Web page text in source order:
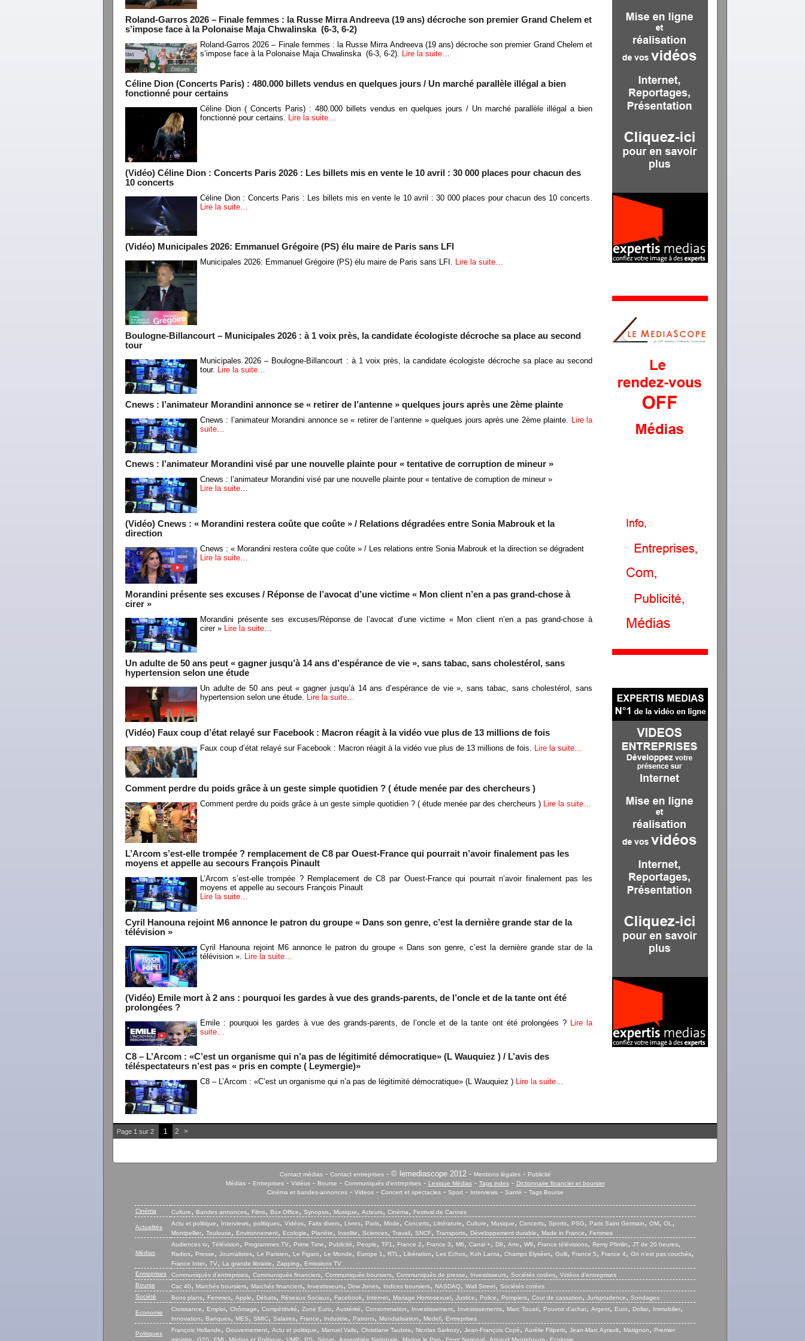
Roland-Garros 2026 – Finale femmes : la Russe Mirra Andreeva (19 ans) décroche son premier Grand Chelem et
s’impose face à la Polonaise Maja Chwalinska (6-3, 6-2)
Roland-Garros 2026 – Finale femmes : la Russe Mirra Andreeva (19 ans) décroche son premier Grand Chelem et
s’impose face à la Polonaise Maja Chwalinska (6-3, 6-2).
Lire la suite…
Céline Dion (Concerts Paris) : 480.000 billets vendus en quelques jours / Un marché parallèle illégal a bien
fonctionné pour certains
Céline Dion ( Concerts Paris) : 480.000 billets vendus en quelques jours / Un marché parallèle illégal a bien
fonctionné pour certains. Lire la suite…
(Vidéo) Céline Dion : Concerts Paris 2026 : Les billets mis en vente le 10 avril : 30 000 places pour chacun des
10 concerts
Céline Dion : Concerts Paris : Les billets mis en vente le 10 avril : 30 000 places pour chacun des 10 concerts.
Lire la suite…
(Vidéo) Municipales 2026: Emmanuel Grégoire (PS) élu maire de Paris sans LFI
Municipales 2026: Emmanuel Grégoire (PS) élu maire de Paris sans LFI. Lire la suite…
Boulogne-Billancourt – Municipales 2026 : à 1 voix près, la candidate écologiste décroche sa place au second
tour
Municipales 2026 – Boulogne-Billancourt : à 1 voix près, la candidate écologiste décroche sa place au second
tour. Lire la suite…
Cnews : l’animateur Morandini annonce se « retirer de l’antenne » quelques jours après une 2ème plainte
Cnews : l’animateur Morandini annonce se « retirer de l’antenne » quelques jours après une 2ème plainte. Lire la
suite…
Cnews : l’animateur Morandini visé par une nouvelle plainte pour « tentative de corruption de mineur »
Cnews : l’animateur Morandini visé par une nouvelle plainte pour « tentative de corruption de mineur »
Lire la suite…
(Vidéo) Cnews : « Morandini restera coûte que coûte » / Relations dégradées entre Sonia Mabrouk et la
direction
Cnews : « Morandini restera coûte que coûte » / Les relations entre Sonia Mabrouk et la direction se dégradent
Lire la suite…
Morandini présente ses excuses / Réponse de l’avocat d’une victime « Mon client n’en a pas grand-chose à
cirer »
Morandini présente ses excuses/Réponse de l’avocat d’une victime « Mon client n’en a pas grand-chose à
cirer » Lire la suite…
Un adulte de 50 ans peut « gagner jusqu’à 14 ans d’espérance de vie », sans tabac, sans cholestérol, sans
hypertension selon une étude
Un adulte de 50 ans peut « gagner jusqu’à 14 ans d’espérance de vie », sans tabac, sans cholestérol, sans
hypertension selon une étude. Lire la suite…
(Vidéo) Faux coup d’état relayé sur Facebook : Macron réagit à la vidéo vue plus de 13 millions de fois
Faux coup d’état relayé sur Facebook : Macron réagit à la vidéo vue plus de 13 millions de fois. Lire la suite…
Comment perdre du poids grâce à un geste simple quotidien ? ( étude menée par des chercheurs )
Comment perdre du poids grâce à un geste simple quotidien ? ( étude menée par des chercheurs ) Lire la suite…
L’Arcom s’est-elle trompée ? remplacement de C8 par Ouest-France qui pourrait n’avoir finalement pas les
moyens et appelle au secours François Pinault
L’Arcom s’est-elle trompée ? Remplacement de C8 par Ouest-France qui pourrait n’avoir finalement pas les
moyens et appelle au secours François Pinault
Lire la suite…
Cyril Hanouna rejoint M6 annonce le patron du groupe « Dans son genre, c’est la dernière grande star de la
télévision »
Cyril Hanouna rejoint M6 annonce le patron du groupe « Dans son genre, c’est la dernière grande star de la
télévision ». Lire la suite…
(Vidéo) Emile mort à 2 ans : pourquoi les gardes à vue des grands-parents, de l’oncle et de la tante ont été
prolongées ?
Emile : pourquoi les gardes à vue des grands-parents, de l’oncle et de la tante ont été prolongées ? Lire la
suite…
C8 – L’Arcom : «C’est un organisme qui n’a pas de légitimité démocratique» (L Wauquiez ) / L’avis des
téléspectateurs n’est pas « pris en compte ( Leymergie)»
C8 – L’Arcom : «C’est un organisme qui n’a pas de légitimité démocratique» (L Wauquiez ) Lire la suite…
Page 1 sur 2 1 2 >
Contact médias- Contact entreprises- © lemediascope 2012 - Mentions légales- Publicité
Médias- Entreprises- Vidéos- Bourse - Communiqués d'entreprises- Lexique Médias- Tags index- Dictionnaire financier et boursier
Cinéma et bandes-annonces- Videos- Concert et spectacles- Sport- Interviews- Santé - Tags Bourse
Cinéma Culture, Bandes annonces, Films, Box Office, Synopsis, Musique, Acteurs, Cinéma, Festival de Cannes
Actualités
Actu et politique, Interviews, politiques, Vidéos, Faits divers, Livres, Paris, Mode, Concerts, Littérature, Culture, Musique, Concerts, Sports, PSG, Paris Saint Germain, OM, OL,
Montpellier, Toulouse, Environnement, Ecologie, Planète, Insolite, Sciences, Travail , SNCF, Transports, Développement durable, Made in France, Femmes
Médias
Audiences tv, Télévision, Programmes TV, Prime Time, Publicité, People, TF1, France 2, France 3, M6, Canal +, D8, Arte, W9, France télévisions, Remy Pfimlin, JT de 20 heures,
Radios, Presse, Journalistes, Le Parisien, Le Figaro, Le Monde, Europe 1, RTL, Libération, Les Echos, Koh Lanta, Champs Elysées, Gulli, France 5, France 4, On n’est pas couchés,
France Inter, TV, La grande librairie, Zapping,
Emissions TV
Entreprises
Communiqués d’entreprises, Communiqués financiers, Communiqués boursiers, Communiqués de presse, Investisseurs, Sociétés cotées, Vidéos d’entreprises
Bourse
Cac 40, Marchés boursiers, Marchés financiers, Investisseurs, Dow Jones, Indices boursiers, NASDAQ, Wall Street, Sociétés cotées
Société
Bons plans, Femmes, Apple, Débats, Réseaux Sociaux, Facebook, Internet, Mariage Homosexuel , Justice, Police, Pompiers, Cour de cassation, Jurisprudence, Sondages
Economie
Croissance, Emploi, Chômage, Compétitivité, Zone Euro, Austérité, Consommation, Investissement, Investissements, Marc Touati, Pouvoir d’achat, Argent, Euro, Dollar, Immobilier,
Innovation, Banques, MES, SMIC, Salaires, France, Industrie, Patrons, Mondialisation, Medef, Entreprises
Politiques
François Hollande, Gouvernement, Actu et politique, Manuel Valls, Christiane Taubira, Nicolas Sarkozy, Jean-François Copé, Aurélie Filipetti, Jean-Marc Ayrault, Matignon,
Premier
, , , , , , , , , , ,